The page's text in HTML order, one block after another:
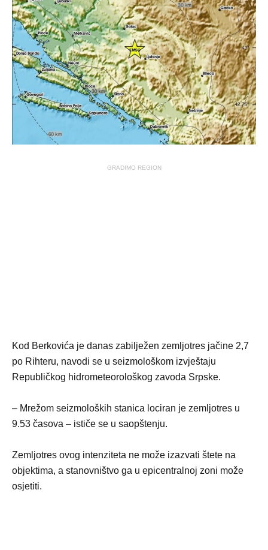
GRADIMO REGION
Kod Berkovića je danas zabilježen zemljotres jačine 2,7
po Rihteru, navodi se u seizmološkom izvještaju
Republičkog hidrometeorološkog zavoda Srpske.
– Mrežom seizmoloških stanica lociran je zemljotres u
9.53 časova – ističe se u saopštenju.
Zemljotres ovog intenziteta ne može izazvati štete na
objektima, a stanovništvo ga u epicentralnoj zoni može
osjetiti.